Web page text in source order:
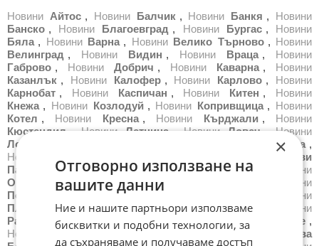
Новини Айтос , Новини Балчик , Новини Банкя , Новини
Банско , Новини Благоевград , Новини Бургас , Новини
Бяла , Новини Варна , Новини Велико Търново , Новини
Велинград , Новини Видин , Новини Враца , Новини
Габрово , Новини Добрич , Новини Каварна , Новини
Казанлък , Новини Калофер , Новини Карлово , Новини
Карнобат , Новини Каспичан , Новини Китен , Новини
Кнежа , Новини Козлодуй , Новини Копривщица , Новини
Котел , Новини Кресна , Новини Кърджали , Новини
Кюстендил ,Новини Летница ,Новини Ловеч ,Новини
Лом
Монтана ,
Новини
Нови
Пазар
,Новини Обзор ,Новини Оборище
Новини
Омуртаг
,Новини Павликени ,
Новини
Перник
Петрич
Новини
Пловдив
,Новини Поморие ,Новини Правец
Новини
Радомир
,Новини Разград ,Новини Разлог ,Новини Русе ,
Новини
Новини Новини
Сапарева
×
Отговорно използване на
вашите данни
Ние и нашите партньори използваме
бисквитки и подобни технологии, за
да съхраняваме и получаваме достъп